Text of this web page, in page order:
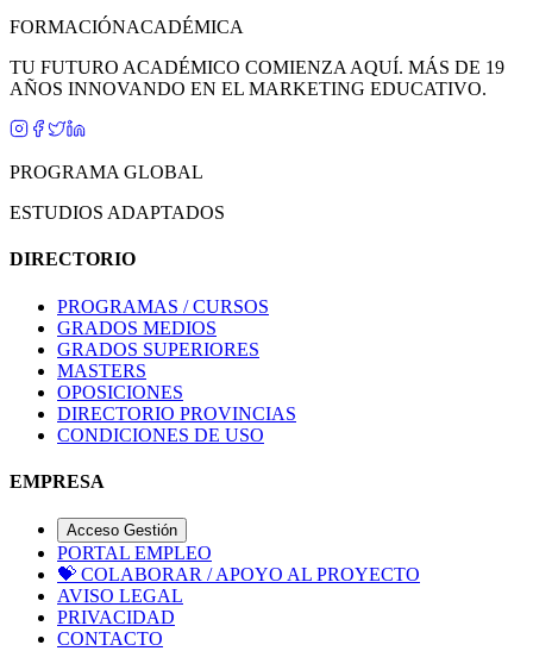
FORMACIÓNACADÉMICA
TU FUTURO ACADÉMICO COMIENZA AQUÍ. MÁS DE 19
AÑOS INNOVANDO EN EL MARKETING EDUCATIVO.
PROGRAMA GLOBAL
ESTUDIOS ADAPTADOS
DIRECTORIO
PROGRAMAS / CURSOS
GRADOS MEDIOS
GRADOS SUPERIORES
MASTERS
OPOSICIONES
DIRECTORIO PROVINCIAS
CONDICIONES DE USO
EMPRESA
Acceso Gestión
PORTAL EMPLEO
💝 COLABORAR / APOYO AL PROYECTO
AVISO LEGAL
PRIVACIDAD
CONTACTO